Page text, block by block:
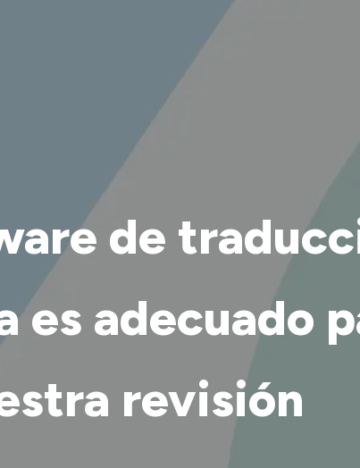
de
es adecuado
revisión